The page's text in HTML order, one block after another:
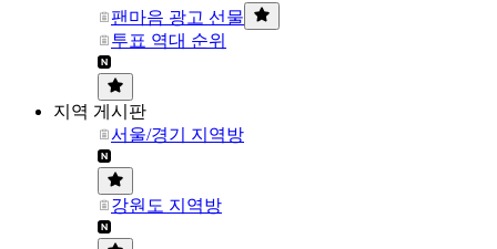
팬마음 광고 선물
투표 역대 순위
지역 게시판
서울/경기 지역방
강원도 지역방